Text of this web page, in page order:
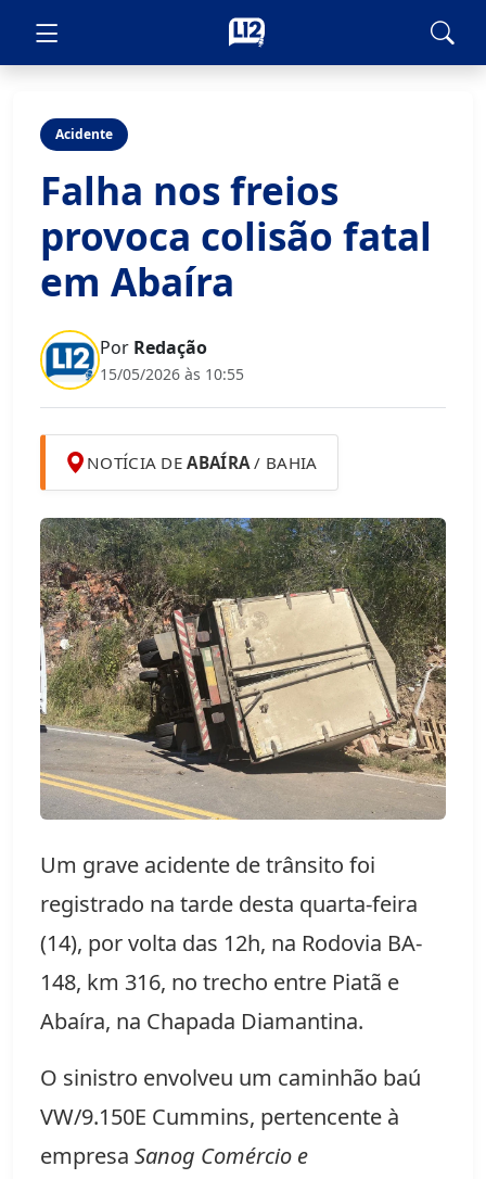
Acidente
Falha nos freios
provoca colisão fatal
em Abaíra
Por Redação
15/05/2026 às 10:55
NOTÍCIA DEABAÍRA/ BAHIA
Um grave acidente de trânsito foi
registrado na tarde desta quarta-feira
(14), por volta das 12h, na Rodovia BA-
148, km 316, no trecho entre Piatã e
Abaíra, na Chapada Diamantina.
O sinistro envolveu um caminhão baú
VW/9.150E Cummins, pertencente à
empresa Sanog Comércio e